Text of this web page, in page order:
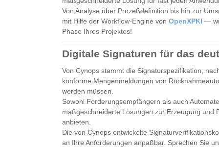
Von Analyse über Prozeßdefinition bis hin zur
mit Hilfe der Workflow-Engine von OpenXPKI —
Phase Ihres Projektes!
Digitale Signaturen für das
Von Cynops stammt die Signaturspezifikation,
konforme Mengenmeldungen von
werden müssen.
Sowohl Forderungsempfängern als auch
maßgeschneiderte Lösungen zur Erzeugung und
anbieten.
Die von Cynops entwickelte
an Ihre Anforderungen anpaßbar. Sprechen Sie